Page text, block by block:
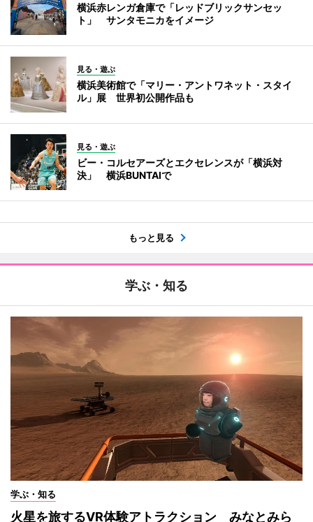
横浜赤レンガ倉庫で「レッドブリックサンセッ
ト」 サンタモニカをイメージ
見る・遊ぶ
横浜美術館で「マリー・アントワネット・スタイ
ル」展 世界初公開作品も
見る・遊ぶ
ビー・コルセアーズとエクセレンスが「横浜対
決」 横浜BUNTAIで
もっと見る
学ぶ・知る
学ぶ・知る
火星を旅するVR体験アトラクション みなとみら